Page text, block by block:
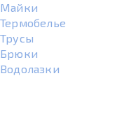
Майки
Термобелье
Трусы
Брюки
Водолазки